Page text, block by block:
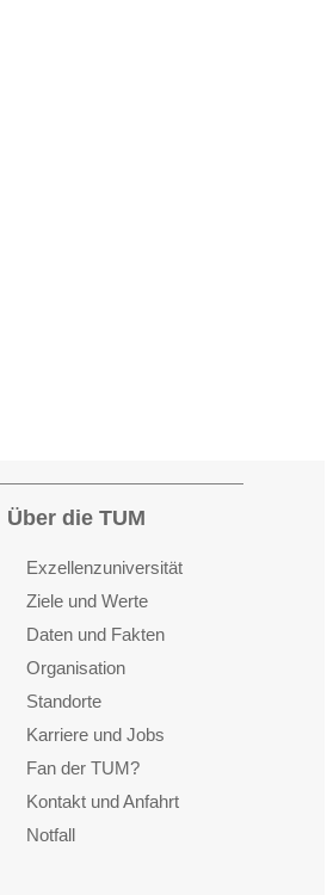
Über die TUM
Exzellenzuniversität
Ziele und Werte
Daten und Fakten
Organisation
Standorte
Karriere und Jobs
Fan der TUM?
Kontakt und Anfahrt
Notfall